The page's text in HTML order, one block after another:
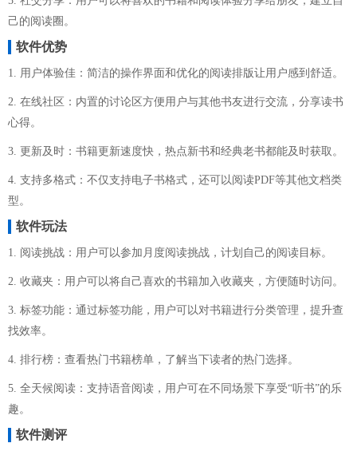
己的阅读圈。
软件优势
1. 用户体验佳：简洁的操作界面和优化的阅读排版让用户感到舒适。
2. 在线社区：内置的讨论区方便用户与其他书友进行交流，分享读书
心得。
3. 更新及时：书籍更新速度快，热点新书和经典老书都能及时获取。
4. 支持多格式：不仅支持电子书格式，还可以阅读PDF等其他文档类
型。
软件玩法
1. 阅读挑战：用户可以参加月度阅读挑战，计划自己的阅读目标。
2. 收藏夹：用户可以将自己喜欢的书籍加入收藏夹，方便随时访问。
3. 标签功能：通过标签功能，用户可以对书籍进行分类管理，提升查
找效率。
4. 排行榜：查看热门书籍榜单，了解当下读者的热门选择。
5. 全天候阅读：支持语音阅读，用户可在不同场景下享受“听书”的乐
趣。
软件测评